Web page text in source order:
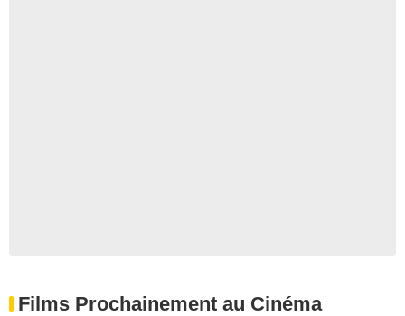
Films Prochainement au Cinéma